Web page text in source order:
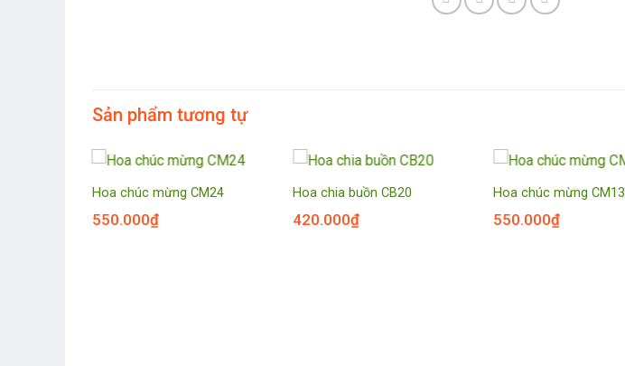
Sản phẩm tương tự
Hoa chúc mừng CM24
550.000₫
Hoa chia buồn CB20
420.000₫
Hoa chúc mừng CM13
550.000₫